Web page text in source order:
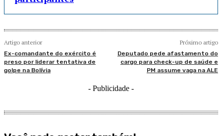
Artigo anterior
Ex-comandante do exército é
preso por liderar tentativa de
golpe na Bolívia
Próximo artigo
Deputado pede afastamento do
cargo para check-up de saúde e
PM assume vaga na ALE
- Publicidade -